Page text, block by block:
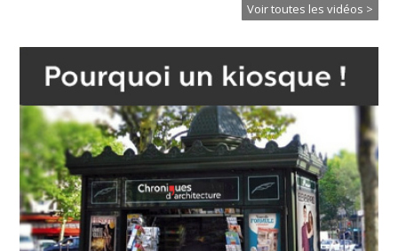
Voir toutes les vidéos >